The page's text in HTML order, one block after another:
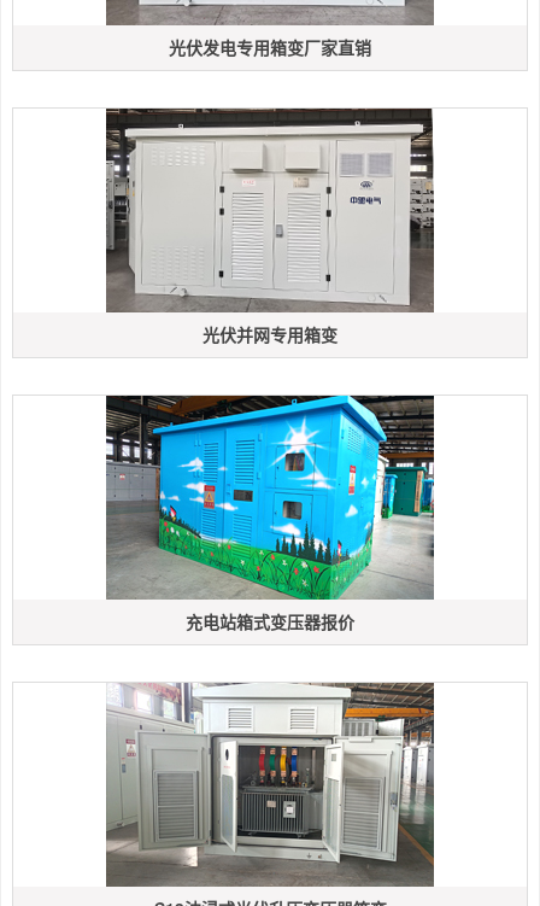
光伏发电专用箱变厂家直销
光伏并网专用箱变
充电站箱式变压器报价